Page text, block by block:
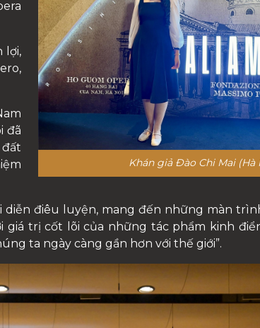
Khán giả Đào Chi Mai (Hà
lợi,
đã
điêu luyện, mang đến những màn
trị cốt lõi của những tác phẩm kinh
ta ngày càng gần hơn với thế giới”.